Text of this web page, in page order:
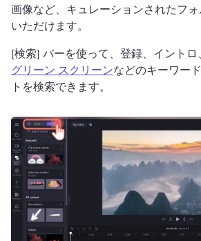
画像など、キュレーションされたフ
いただけます。
[検索] バーを使って、登録、イントロ
グリーン スクリーンなどのキーワー
トを検索できます。